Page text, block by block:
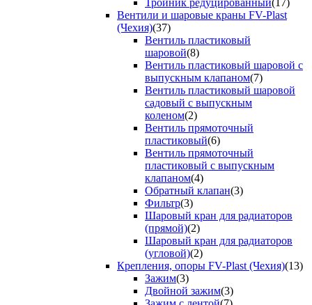
Тройник редуцированный(17)
Вентили и шаровые краны FV-Plast
(Чехия)(37)
Вентиль пластиковый
шаровой(8)
Вентиль пластиковый шаровой с
выпускным клапаном(7)
Вентиль пластиковый шаровой
садовый с выпускным
коленом(2)
Вентиль прямоточный
пластиковый(6)
Вентиль прямоточный
пластиковый с выпускным
клапаном(4)
Обратный клапан(3)
Фильтр(3)
Шаровый кран для радиаторов
(прямой)(2)
Шаровый кран для радиаторов
(угловой)(2)
Крепления, опоры FV-Plast (Чехия)(13)
Зажим(3)
Двойной зажим(3)